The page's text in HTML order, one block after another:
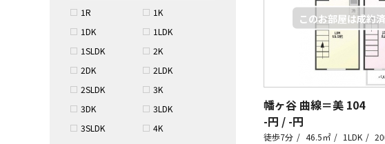
1R
1K
1DK
1LDK
1SLDK
2K
2DK
2LDK
2SLDK
3K
3DK
3LDK
3SLDK
4K
幡ヶ谷 曲線＝美 104
-円 / -円
徒歩7分 46.5㎡ 1LDK